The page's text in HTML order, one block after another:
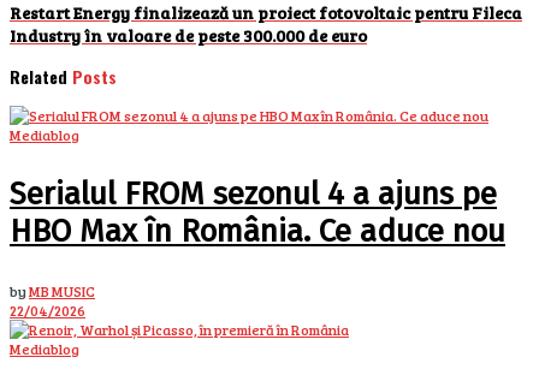
Restart Energy finalizează un proiect fotovoltaic pentru Fileca
Industry în valoare de peste 300.000 de euro
Related Posts
Mediablog
Serialul FROM sezonul 4 a ajuns pe
HBO Max în România. Ce aduce nou
byMB MUSIC
22/04/2026
Mediablog